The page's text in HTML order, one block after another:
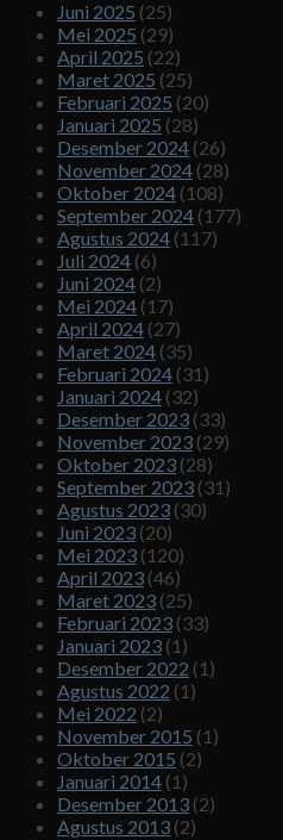
Juni 2025 (25)
Mei 2025 (29)
April 2025 (22)
Maret 2025 (25)
Februari 2025 (20)
Januari 2025 (28)
Desember 2024 (26)
November 2024 (28)
Oktober 2024 (108)
September 2024 (177)
Agustus 2024 (117)
Juli 2024 (6)
Juni 2024 (2)
Mei 2024 (17)
April 2024 (27)
Maret 2024 (35)
Februari 2024 (31)
Januari 2024 (32)
Desember 2023 (33)
November 2023 (29)
Oktober 2023 (28)
September 2023 (31)
Agustus 2023 (30)
Juni 2023 (20)
Mei 2023 (120)
April 2023 (46)
Maret 2023 (25)
Februari 2023 (33)
Januari 2023 (1)
Desember 2022 (1)
Agustus 2022 (1)
Mei 2022 (2)
November 2015 (1)
Oktober 2015 (2)
Januari 2014 (1)
Desember 2013 (2)
Agustus 2013 (2)